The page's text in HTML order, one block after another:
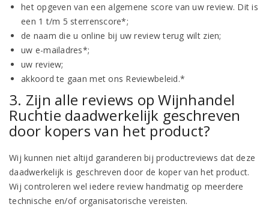
het opgeven van een algemene score van uw review. Dit is
een 1 t/m 5 sterrenscore*;
de naam die u online bij uw review terug wilt zien;
uw e-mailadres*;
uw review;
akkoord te gaan met ons Reviewbeleid.*
3. Zijn alle reviews op Wijnhandel
Ruchtie daadwerkelijk geschreven
door kopers van het product?
Wij kunnen niet altijd garanderen bij productreviews dat deze
daadwerkelijk is geschreven door de koper van het product.
Wij controleren wel iedere review handmatig op meerdere
technische en/of organisatorische vereisten.